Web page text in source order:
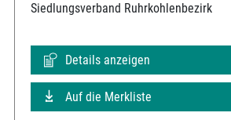
Siedlungsverband Ruhrkohlenbezirk
Details anzeigen
Auf die Merkliste